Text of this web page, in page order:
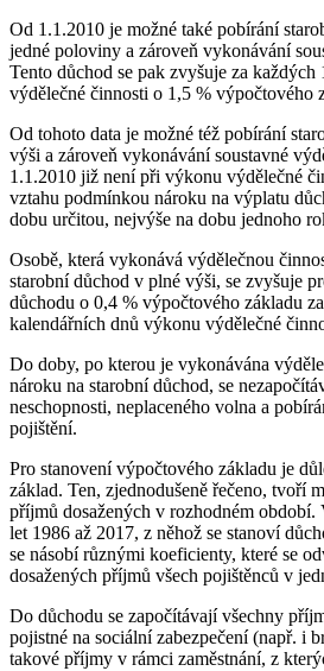
Od 1.1.2010 je možné také pobírání
jedné poloviny a zároveň vykonávání
Tento důchod se pak zvyšuje za
výdělečné činnosti o 1,5 % výpočtového
Od tohoto data je možné též pobírání
výši a zároveň vykonávání soustavné
1.1.2010 již není při výkonu výdělečné
vztahu podmínkou nároku na výplatu
dobu určitou, nejvýše na dobu jednoho
Osobě, která vykonává výdělečnou
starobní důchod v plné výši, se zvyšuje
důchodu o 0,4 % výpočtového základu
kalendářních dnů výkonu výdělečné
Do doby, po kterou je vykonávána
nároku na starobní důchod, se
neschopnosti, neplaceného volna a
pojištění.
Pro stanovení výpočtového základu je
základ. Ten, zjednodušeně řečeno, tvoří
příjmů dosažených v rozhodném
let 1986 až 2017, z něhož se stanoví
se násobí různými koeficienty, které se
dosažených příjmů všech pojištěnců v
Do důchodu se započítávají všechny
pojistné na sociální zabezpečení (např. i
takové příjmy v rámci zaměstnání, z